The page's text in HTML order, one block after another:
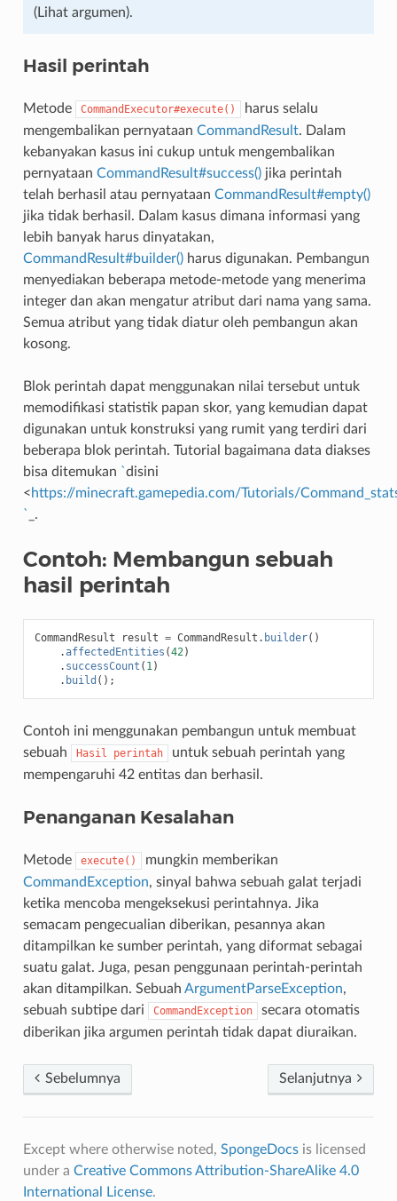
(Lihat argumen).
Hasil perintah
Metode CommandExecutor#execute()
harus selalu
mengembalikan pernyataan CommandResult. Dalam
kebanyakan kasus ini cukup untuk mengembalikan
pernyataan CommandResult#success()jika perintah
telah berhasil atau pernyataan CommandResult#empty()
jika tidak berhasil. Dalam kasus dimana informasi yang
lebih banyak harus dinyatakan,
CommandResult#builder()harus digunakan. Pembangun
menyediakan beberapa metode-metode yang menerima
integer dan akan mengatur atribut dari nama yang sama.
Semua atribut yang tidak diatur oleh pembangun akan
kosong.
Blok perintah dapat menggunakan nilai tersebut untuk
memodifikasi statistik papan skor, yang kemudian dapat
digunakan untuk konstruksi yang rumit yang terdiri dari
beberapa blok perintah. Tutorial bagaimana data diakses
bisa ditemukan `disini
<https://minecraft.gamepedia.com/Tutorials/
`
_.
Contoh: Membangun sebuah
hasil perintah
CommandResult result = CommandResult . builder()
.affectedEntities (42)
. successCount ( 1)
. build ();
Contoh ini menggunakan pembangun untuk membuat
sebuah
Hasil perintah
untuk sebuah perintah yang
mempengaruhi 42 entitas dan berhasil.
Penanganan Kesalahan
Metode execute()
mungkin memberikan
CommandException, sinyal bahwa sebuah galat terjadi
ketika mencoba mengeksekusi perintahnya. Jika
semacam pengecualian diberikan, pesannya akan
ditampilkan ke sumber perintah, yang diformat sebagai
suatu galat. Juga, pesan penggunaan perintah-perintah
akan ditampilkan. Sebuah ArgumentParseException,
sebuah subtipe dari
CommandException
secara otomatis
diberikan jika argumen perintah tidak dapat diuraikan.
Selanjutnya
Sebelumnya
Except where otherwise noted, SpongeDocsis licensed
under a Creative Commons Attribution-ShareAlike 4.0
International License.